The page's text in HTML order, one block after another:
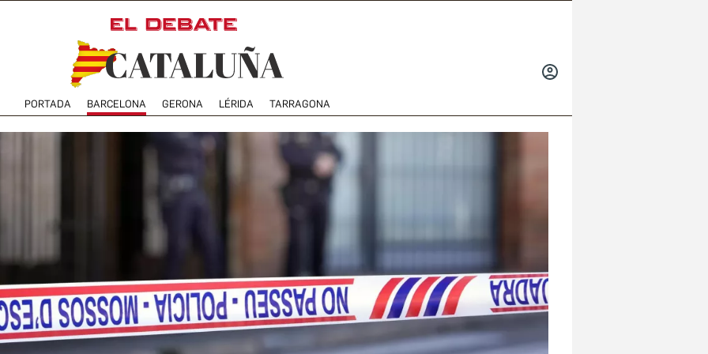
PORTADA BARCELONA GERONA LÉRIDA TARRAGONA